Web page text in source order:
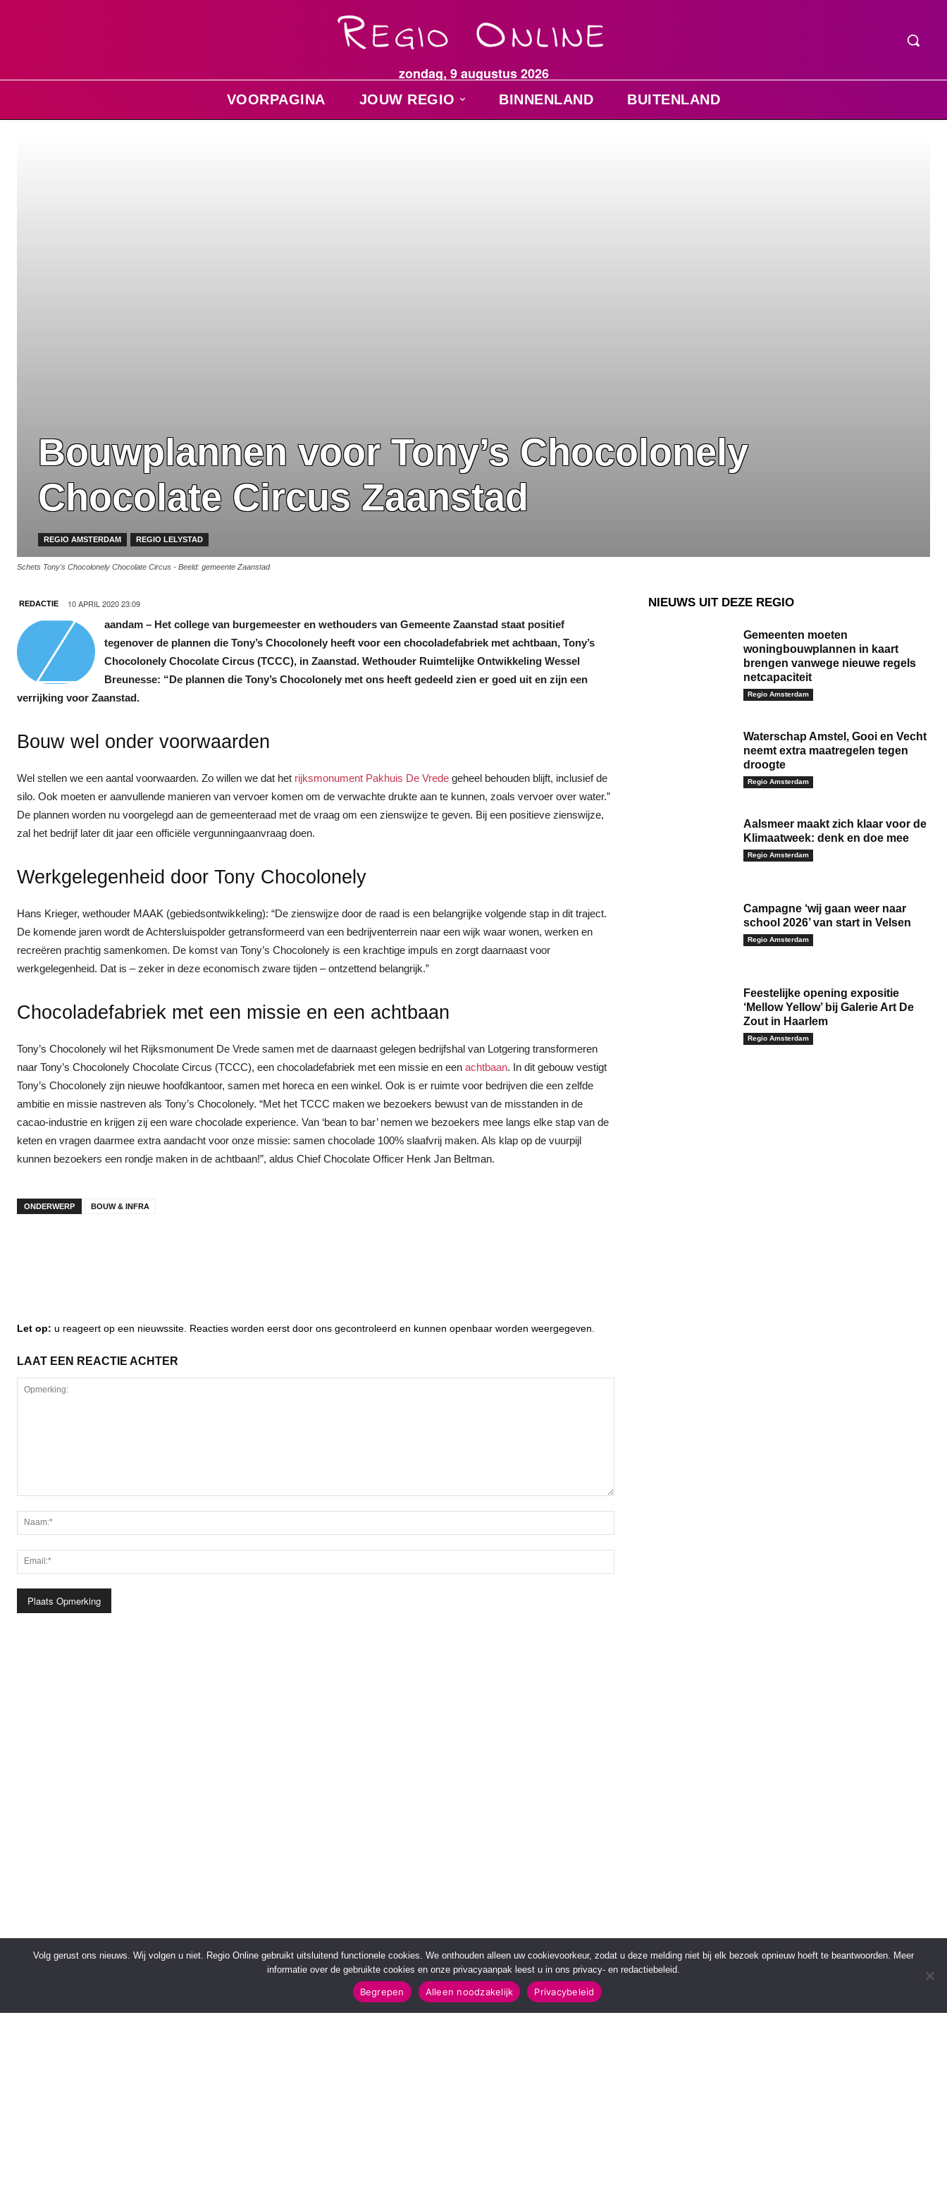
zondag, 9 augustus 2026
VOORPAGINA JOUW REGIO BINNENLAND BUITENLAND
Bouwplannen voor Tony’s Chocolonely
Chocolate Circus Zaanstad
REGIO AMSTERDAM REGIO LELYSTAD
Schets Tony's Chocolonely Chocolate Circus - Beeld: gemeente Zaanstad
REDACTIE 10 APRIL 2020 23:09
Z
aandam – Het college van burgemeester en wethouders van Gemeente Zaanstad staat positief
tegenover de plannen die Tony’s Chocolonely heeft voor een chocoladefabriek met achtbaan, Tony’s
Chocolonely Chocolate Circus (TCCC), in Zaanstad. Wethouder Ruimtelijke Ontwikkeling Wessel
Breunesse: “De plannen die Tony’s Chocolonely met ons heeft gedeeld zien er goed uit en zijn een
verrijking voor Zaanstad.
Bouw wel onder voorwaarden
Wel stellen we een aantal voorwaarden. Zo willen we dat het rijksmonument Pakhuis De Vrede geheel behouden blijft, inclusief de
silo. Ook moeten er aanvullende manieren van vervoer komen om de verwachte drukte aan te kunnen, zoals vervoer over water.”
De plannen worden nu voorgelegd aan de gemeenteraad met de vraag om een zienswijze te geven. Bij een positieve zienswijze,
zal het bedrijf later dit jaar een officiële vergunningaanvraag doen.
Werkgelegenheid door Tony Chocolonely
Hans Krieger, wethouder MAAK (gebiedsontwikkeling): “De zienswijze door de raad is een belangrijke volgende stap in dit traject.
De komende jaren wordt de Achtersluispolder getransformeerd van een bedrijventerrein naar een wijk waar wonen, werken en
recreëren prachtig samenkomen. De komst van Tony’s Chocolonely is een krachtige impuls en zorgt daarnaast voor
werkgelegenheid. Dat is – zeker in deze economisch zware tijden – ontzettend belangrijk.”
Chocoladefabriek met een missie en een achtbaan
Tony’s Chocolonely wil het Rijksmonument De Vrede samen met de daarnaast gelegen bedrijfshal van Lotgering transformeren
naar Tony’s Chocolonely Chocolate Circus (TCCC), een chocoladefabriek met een missie en een achtbaan. In dit gebouw vestigt
Tony’s Chocolonely zijn nieuwe hoofdkantoor, samen met horeca en een winkel. Ook is er ruimte voor bedrijven die een zelfde
ambitie en missie nastreven als Tony’s Chocolonely. “Met het TCCC maken we bezoekers bewust van de misstanden in de
cacao-industrie en krijgen zij een ware chocolade experience. Van ‘bean to bar’ nemen we bezoekers mee langs elke stap van de
keten en vragen daarmee extra aandacht voor onze missie: samen chocolade 100% slaafvrij maken. Als klap op de vuurpijl
kunnen bezoekers een rondje maken in de achtbaan!”, aldus Chief Chocolate Officer Henk Jan Beltman.
ONDERWERP BOUW & INFRA
Let op: u reageert op een nieuwssite. Reacties worden eerst door ons gecontroleerd en kunnen openbaar worden weergegeven.
LAAT EEN REACTIE ACHTER
NIEUWS UIT DEZE REGIO
Gemeenten moeten
woningbouwplannen in kaart
brengen vanwege nieuwe regels
netcapaciteit
Regio Amsterdam
Waterschap Amstel, Gooi en Vecht
neemt extra maatregelen tegen
droogte
Regio Amsterdam
Aalsmeer maakt zich klaar voor de
Klimaatweek: denk en doe mee
Regio Amsterdam
Campagne ‘wij gaan weer naar
school 2026’ van start in Velsen
Regio Amsterdam
Feestelijke opening expositie
‘Mellow Yellow’ bij Galerie Art De
Zout in Haarlem
Regio Amsterdam
Volg gerust ons nieuws. Wij volgen u niet. Regio Online gebruikt uitsluitend functionele cookies. We onthouden alleen uw cookievoorkeur, zodat u deze melding niet bij elk bezoek opnieuw hoeft te beantwoorden. Meer
informatie over de gebruikte cookies en onze privacyaanpak leest u in ons privacy- en redactiebeleid.
Begrepen Alleen noodzakelijk Privacybeleid